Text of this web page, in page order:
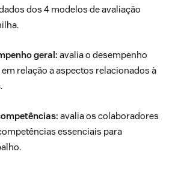
dos 4 modelos de avaliação
geral: avalia o desempenho
relação a aspectos relacionados à
avalia os colaboradores
essenciais para